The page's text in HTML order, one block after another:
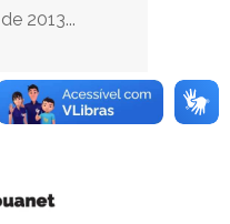
2013...